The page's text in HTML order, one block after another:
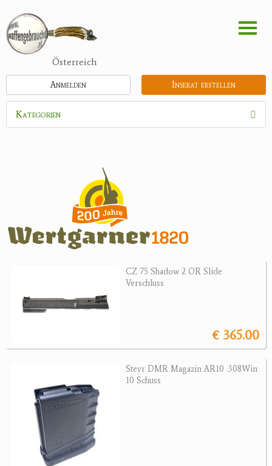
zum
Inhalt
Österreich
Inserat erstellen
Anmelden
Kategorien
Schrotmunition
Büchsenpatronen
Faustfeuerwaffen
Randfeuerwaffen
Optik
Jagdreviere
Bücher, Videos
Antikes
CZ 75 Shadow 2 OR Slide
Verschluss
€ 365.00
Steyr DMR Magazin AR10 .308Win
10 Schuss